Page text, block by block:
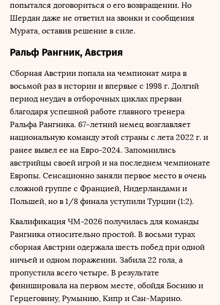
попытался договориться о его возвращении. Но
Шердан даже не ответил на звонки и сообщения
Мурата, оставив решение в силе.
Ральф Рангник, Австрия
Сборная Австрии попала на чемпионат мира в
восьмой раз в истории и впервые с 1998 г. Долгий
период неудач в отборочных циклах прерван
благодаря успешной работе главного тренера
Ральфа Рангника. 67-летний немец возглавляет
национальную команду этой страны с лета 2022 г. и
ранее вывел ее на Евро-2024. Запомнились
австрийцы своей игрой и на последнем чемпионате
Европы. Сенсационно заняли первое место в очень
сложной группе с Францией, Нидерландами и
Польшей, но в 1/8 финала уступили Турции (1:2).
Квалификация ЧМ-2026 получилась для команды
Рангника относительно простой. В восьми турах
сборная Австрии одержала шесть побед при одной
ничьей и одном поражении. Забила 22 гола, а
пропустила всего четыре. В результате
финишировала на первом месте, обойдя Боснию и
Герцеговину, Румынию, Кипр и Сан-Марино.